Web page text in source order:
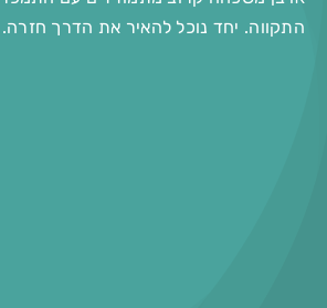
התקווה. יחד נוכל להאיר את הדרך חזרה.